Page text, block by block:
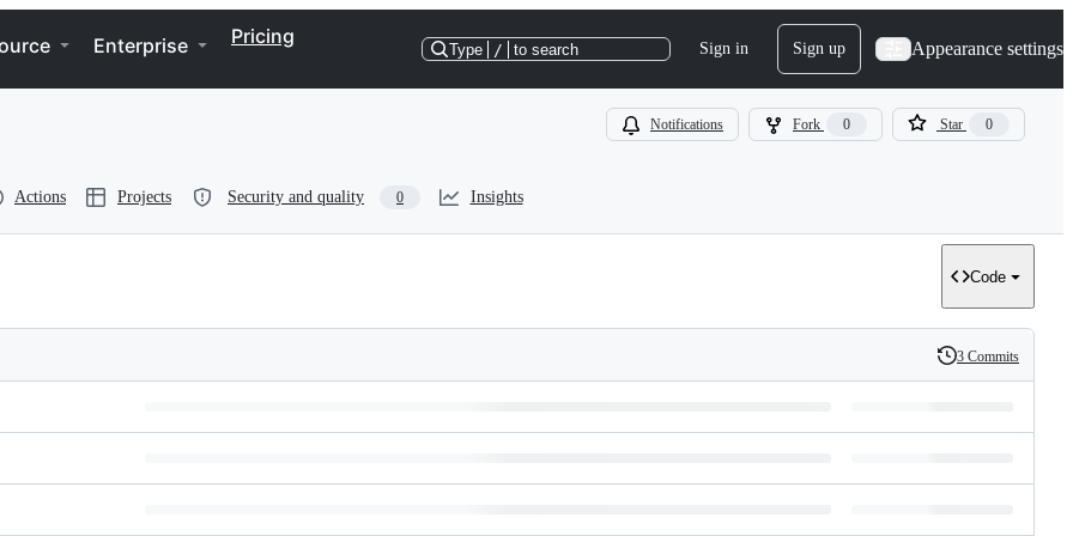
Enterprise Pricing
Type / to search Sign in Sign up Appearance settings
Notifications Fork 0 Star 0
Actions Projects Security and quality 0 Insights
Code
History
3 Commits